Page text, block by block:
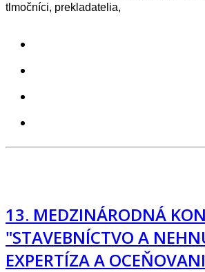
tlmočníci, prekladatelia,
13. МЕDZINÁRODNÁ
"STAVEBNÍCTVO A
EXPERTÍZA A